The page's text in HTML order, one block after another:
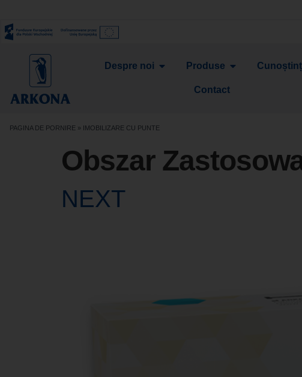
Despre noi Produse
Contact
PAGINA DE PORNIRE » IMOBILIZARE CU PUNTE
Obszar
NEXT